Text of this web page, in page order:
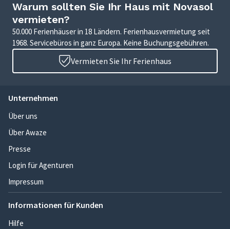
Warum sollten Sie Ihr Haus mit Novasol
vermieten?
50.000 Ferienhäuser in 18 Ländern. Ferienhausvermietung seit
1968. Servicebüros in ganz Europa. Keine Buchungsgebühren.
Vermieten Sie Ihr Ferienhaus
Unternehmen
Über uns
Über Awaze
Presse
Login für Agenturen
Impressum
Informationen für Kunden
Hilfe